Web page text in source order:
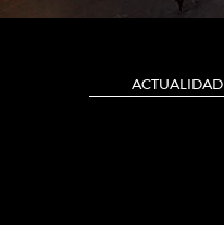
ACTUALIDAD